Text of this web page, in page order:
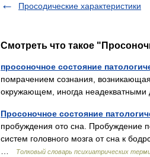
Просодические характеристики
Смотреть что такое
просоночное состояние
помрачением сознания,
окружающем, иногда
Просоночное состояние
пробуждения ото сна. Пробуждение
систем головного мозга от сна к
Толковый словарь психиатрических